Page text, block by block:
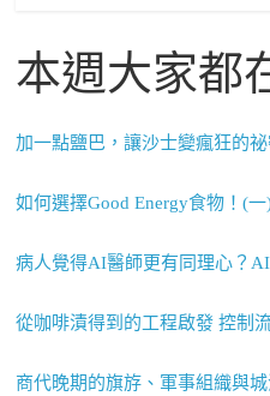
本週大家都
加一點鹽巴，讓沙士變瘋狂的祕
如何選擇Good Energy食物！(一
病人覺得AI醫師更有同理心？
從咖啡漬得到的工程啟發 控制
商代晚期的旗斿、軍事組織與城